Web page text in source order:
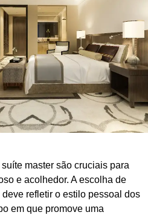
master são cruciais para
e acolhedor. A escolha de
refletir o estilo pessoal dos
em que promove uma